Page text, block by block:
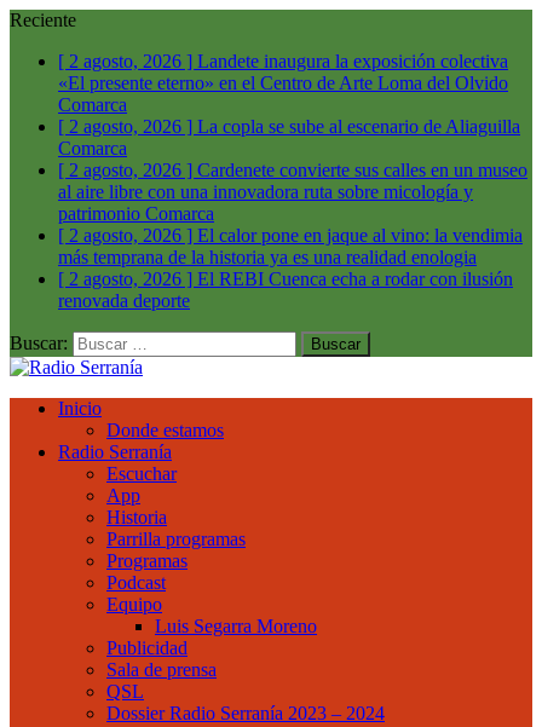
Reciente
[ 2 agosto, 2026 ] Landete inaugura la exposición colectiva
«El presente eterno» en el Centro de Arte Loma del Olvido
Comarca
[ 2 agosto, 2026 ] La copla se sube al escenario de Aliaguilla
Comarca
[ 2 agosto, 2026 ] Cardenete convierte sus calles en un museo
al aire libre con una innovadora ruta sobre micología y
patrimonio Comarca
[ 2 agosto, 2026 ] El calor pone en jaque al vino: la vendimia
más temprana de la historia ya es una realidad enologia
[ 2 agosto, 2026 ] El REBI Cuenca echa a rodar con ilusión
renovada deporte
Buscar:
Inicio
Donde estamos
Radio Serranía
Escuchar
App
Historia
Parrilla programas
Programas
Podcast
Equipo
Luis Segarra Moreno
Publicidad
Sala de prensa
QSL
Dossier Radio Serranía 2023 – 2024